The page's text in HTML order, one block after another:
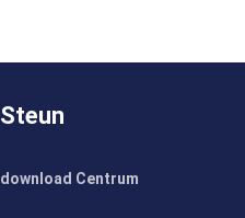
Steun
download Centrum